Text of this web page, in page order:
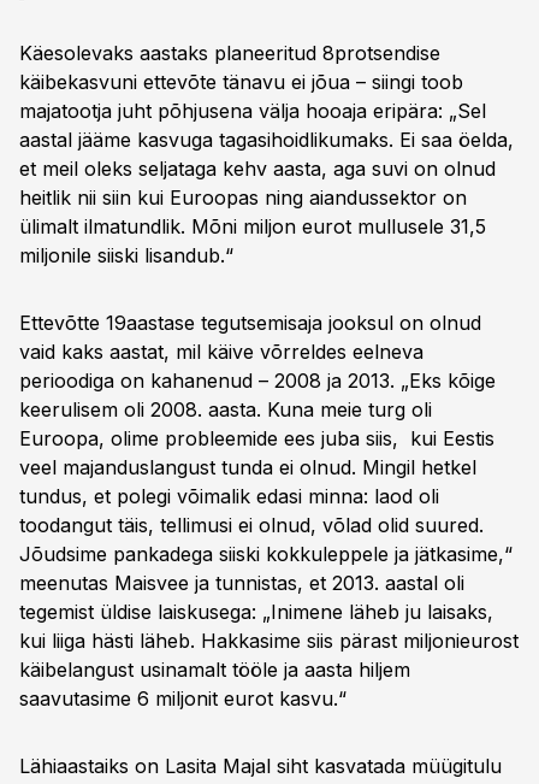
Käesolevaks aastaks planeeritud 8protsendise
käibekasvuni ettevõte tänavu ei jõua – siingi toob
majatootja juht põhjusena välja hooaja eripära: „Sel
aastal jääme kasvuga tagasihoidlikumaks. Ei saa öelda,
et meil oleks seljataga kehv aasta, aga suvi on olnud
heitlik nii siin kui Euroopas ning aiandussektor on
ülimalt ilmatundlik. Mõni miljon eurot mullusele 31,5
miljonile siiski lisandub.“
Ettevõtte 19aastase tegutsemisaja jooksul on olnud
vaid kaks aastat, mil käive võrreldes eelneva
perioodiga on kahanenud – 2008 ja 2013. „Eks kõige
keerulisem oli 2008. aasta. Kuna meie turg oli
Euroopa, olime probleemide ees juba siis, kui Eestis
veel majanduslangust tunda ei olnud. Mingil hetkel
tundus, et polegi võimalik edasi minna: laod oli
toodangut täis, tellimusi ei olnud, võlad olid suured.
Jõudsime pankadega siiski kokkuleppele ja jätkasime,“
meenutas Maisvee ja tunnistas, et 2013. aastal oli
tegemist üldise laiskusega: „Inimene läheb ju laisaks,
kui liiga hästi läheb. Hakkasime siis pärast miljonieurost
käibelangust usinamalt tööle ja aasta hiljem
saavutasime 6 miljonit eurot kasvu.“
Lähiaastaiks on Lasita Majal siht kasvatada müügitulu